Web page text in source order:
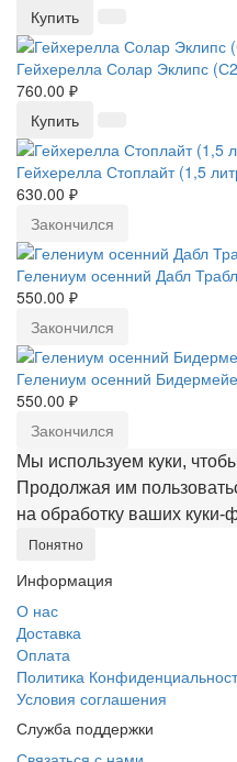
Купить
Гейхерелла Солар Эклипс
760.00 ₽
Купить
Гейхерелла Стоплайт (1,5
630.00 ₽
Закончился
Гелениум осенний Дабл
550.00 ₽
Закончился
Гелениум осенний
550.00 ₽
Закончился
Мы используем куки,
Продолжая им
на обработку ваших
Понятно
Информация
О нас
Доставка
Оплата
Политика
Условия соглашения
Служба поддержки